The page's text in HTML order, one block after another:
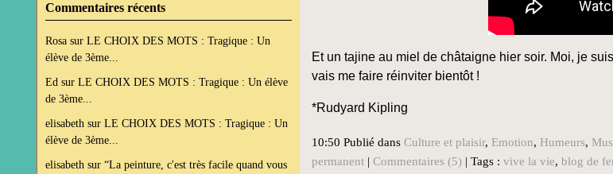
Commentaires récents
Rosa sur LE CHOIX DES MOTS : Tragique : Un
élève de 3ème...
Ed sur LE CHOIX DES MOTS : Tragique : Un élève
de 3ème...
elisabeth sur LE CHOIX DES MOTS : Tragique : Un
élève de 3ème...
elisabeth sur “La peinture, c'est très facile quand vous
Et un tajine au miel de châtaigne hier soir. Moi, je
vais me faire réinviter bientôt !
*Rudyard Kipling
10:50 Publié dans Culture et plaisir, Emotion, Humeurs,
permanent | Commentaires (5) | Tags : vive la vie, blog de